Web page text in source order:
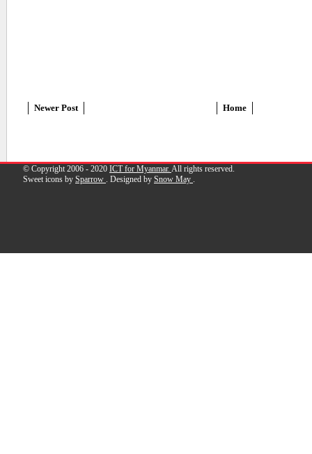
Newer Post Home
© Copyright 2006 - 2020 ICT for Myanmar. All rights reserved.
Sweet icons by Sparrow . Designed by Snow May .